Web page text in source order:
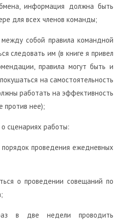
информация должна быть
для всех членов команды;
собой правила командной
следовать им (в книге я привел
правила могут быть и
на самостоятельность
работать на эффективность
против нее);
сценариях работы:
проведения ежедневных
о проведении совещаний по
недели проводить